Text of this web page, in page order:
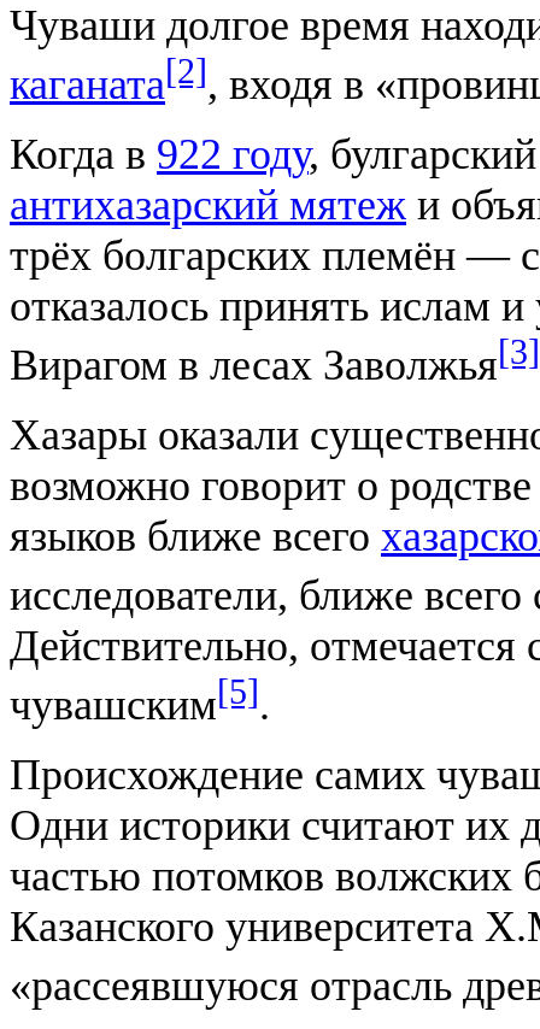
Чуваши долгое время
каганата[2], входя в
Когда в 922 году,
антихазарский мятеж и
трёх болгарских племён —
отказалось принять ислам
Вирагом в лесах Заволжья[3]
Хазары оказали
возможно говорит о
языков ближе всего
исследователи, ближе
Действительно, отмечается
чувашским[5].
Происхождение самих
Одни историки считают их
частью потомков волжских
Казанского университета
«рассеявшуюся отрасль